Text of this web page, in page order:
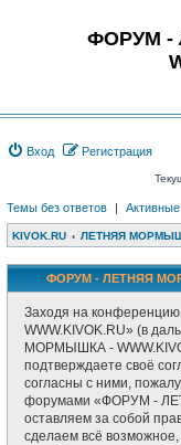
ФОРУМ -
Вход Регистрация
Темы без ответов |
KIVOK.RU ЛЕТНЯЯ
ФОРУМ - ЛЕТНЯЯ
Заходя на
WWW.KIVOK.RU» (в
МОРМЫШКА -
подтверждаете своё
согласны с ними,
форумами «ФОРУМ -
оставляем за собой
сделаем всё